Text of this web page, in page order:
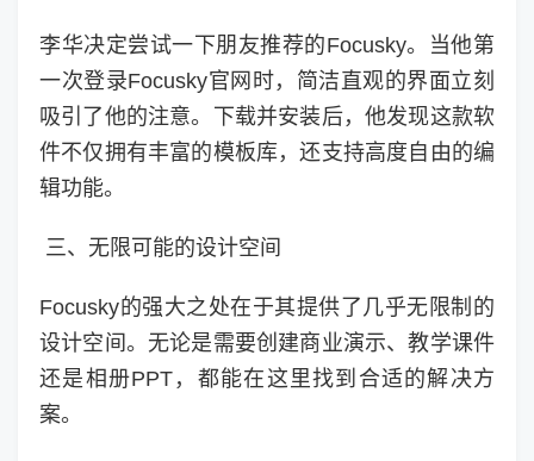
李华决定尝试一下朋友推荐的Focusky。当他第
一次登录Focusky官网时，简洁直观的界面立刻
吸引了他的注意。下载并安装后，他发现这款软
件不仅拥有丰富的模板库，还支持高度自由的编
辑功能。
三、无限可能的设计空间
Focusky的强大之处在于其提供了几乎无限制的
设计空间。无论是需要创建商业演示、教学课件
还是相册PPT，都能在这里找到合适的解决方
案。